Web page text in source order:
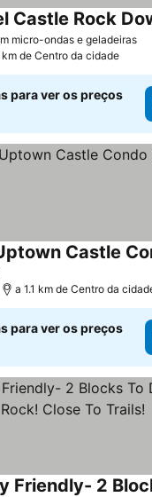
micro-ondas e geladeiras
Castle Rock
de Centro da cidade
para ver os preços
a 1.1 km de Centro da
para ver os preços